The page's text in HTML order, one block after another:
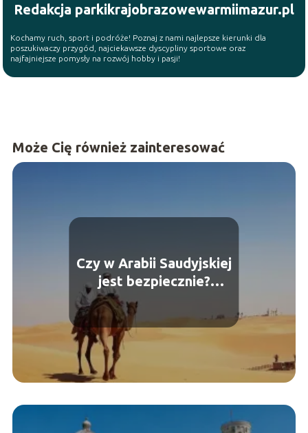
Redakcja parkikrajobrazowewarmiimazur.pl
Kochamy ruch, sport i podróże! Poznaj z nami najlepsze kierunki dla
poszukiwaczy przygód, najciekawsze dyscypliny sportowe oraz
najfajniejsze pomysły na rozwój hobby i pasji!
Może Cię również zainteresować
Czy w Arabii Saudyjskiej
jest bezpiecznie?
Przewodnik dla turystów